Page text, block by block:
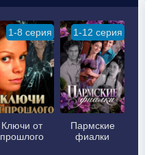
1-8 серия
Ключи от
прошлого
1-12 серия
Пармские
фиалки